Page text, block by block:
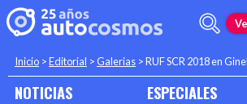
Inicio >Editorial >Galerias >RUF SCR 2018 en
NOTICIAS ESPECIALES